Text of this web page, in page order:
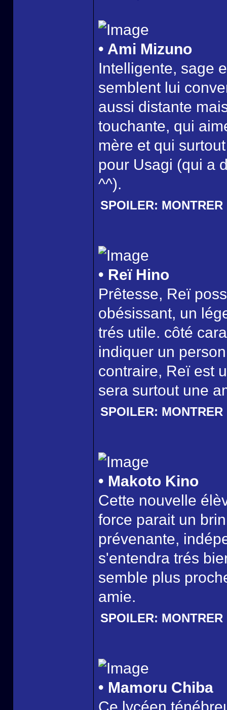
• Ami Mizuno
Intelligente, sage
semblent lui
aussi distante
touchante, qui
mère et qui
pour Usagi (qui a
^^).
SPOILER: MONTRER
• Reï Hino
Prêtesse, Reï
obésissant, un
trés utile. côté
indiquer un
contraire, Reï est
sera surtout une
SPOILER: MONTRER
• Makoto Kino
Cette nouvelle
force parait un
prévenante,
s'entendra trés
semble plus
amie.
SPOILER: MONTRER
• Mamoru Chiba